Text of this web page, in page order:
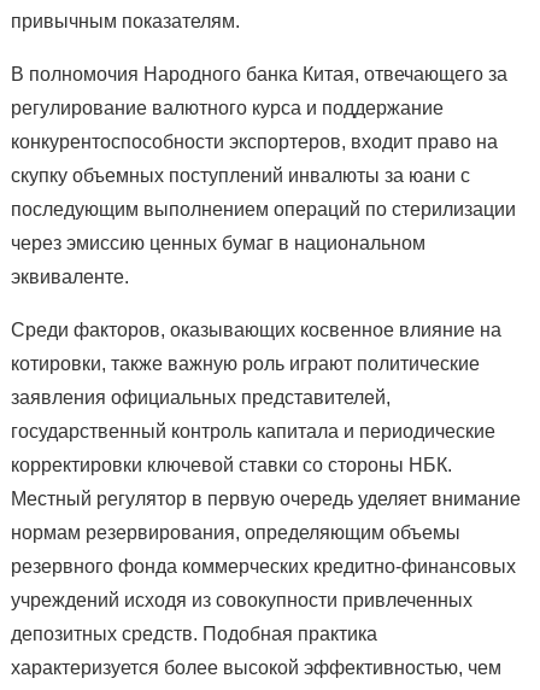
привычным показателям.
В полномочия Народного банка Китая, отвечающего за
регулирование валютного курса и поддержание
конкурентоспособности экспортеров, входит право на
скупку объемных поступлений инвалюты за юани с
последующим выполнением операций по стерилизации
через эмиссию ценных бумаг в национальном
эквиваленте.
Среди факторов, оказывающих косвенное влияние на
котировки, также важную роль играют политические
заявления официальных представителей,
государственный контроль капитала и периодические
корректировки ключевой ставки со стороны НБК.
Местный регулятор в первую очередь уделяет внимание
нормам резервирования, определяющим объемы
резервного фонда коммерческих кредитно-финансовых
учреждений исходя из совокупности привлеченных
депозитных средств. Подобная практика
характеризуется более высокой эффективностью, чем